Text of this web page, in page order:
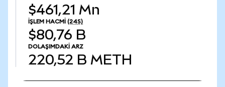
$461,21 Mn
İŞLEM HACMI (24S)
$80,76 B
DOLAŞIMDAKI ARZ
220,52 B METH